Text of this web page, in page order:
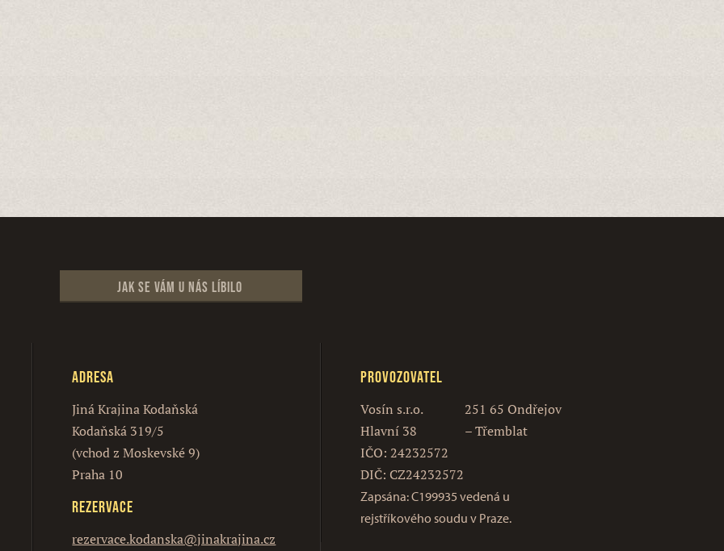
Jak se vám u nás líbilo
Adresa
Jiná Krajina Kodaňská
Kodaňská 319/5
(vchod z Moskevské 9)
Praha 10
Rezervace
rezervace.kodanska@jinakrajina.cz
Provozovatel
Vosín s.r.o.
Hlavní 38
251 65 Ondřejov
– Třemblat
IČO: 24232572
DIČ: CZ24232572
Zapsána: C199935 vedená u
rejstříkového soudu v Praze.